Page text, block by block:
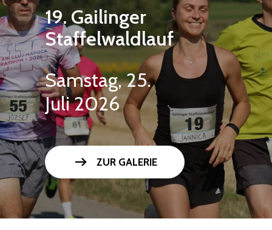
19. Gailinger
Staffelwaldlauf
Samstag, 25.
Juli 2026
arrow_right_alt ZUR GALERIE